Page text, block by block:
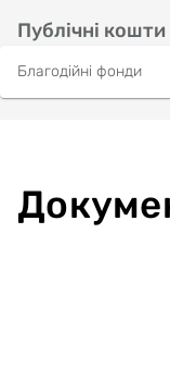
Публічні кошти
Благодійні фонди